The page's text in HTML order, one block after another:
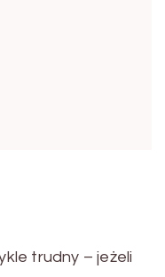
trudny – jeżeli